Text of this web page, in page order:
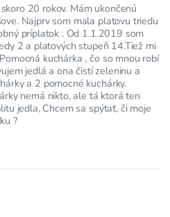
20 rokov. Mám ukončenú
Najprv som mala platovu triedu
príplatok . Od 1.1.2019 som
2 a platových stupeň 14.Tiež mi
kuchárka , čo so mnou robí
jedlá a ona čistí zeleninu a
a 2 pomocné kuchárky.
nemá nikto, ale tá ktorá ten
jedla, Chcem sa spýtať, či moje
?